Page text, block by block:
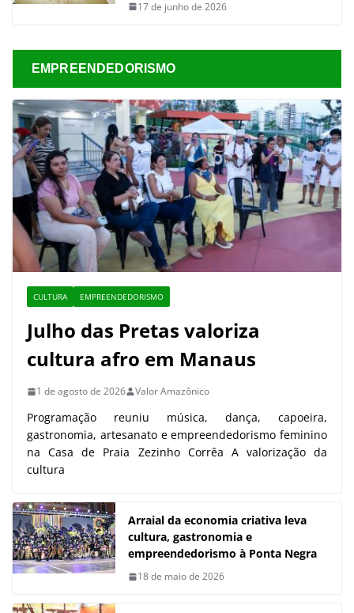
17 de junho de 2026
EMPREENDEDORISMO
CULTURA EMPREENDEDORISMO
Julho das Pretas valoriza
cultura afro em Manaus
1 de agosto de 2026 Valor Amazônico
Programação reuniu música, dança, capoeira,
gastronomia, artesanato e empreendedorismo feminino
na Casa de Praia Zezinho Corrêa A valorização da
cultura
Arraial da economia criativa leva
cultura, gastronomia e
empreendedorismo à Ponta Negra
18 de maio de 2026